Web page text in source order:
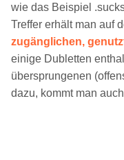
wie das Beispiel
Treffer erhält man auf
zugänglichen,
einige Dubletten
übersprungenen
dazu, kommt man